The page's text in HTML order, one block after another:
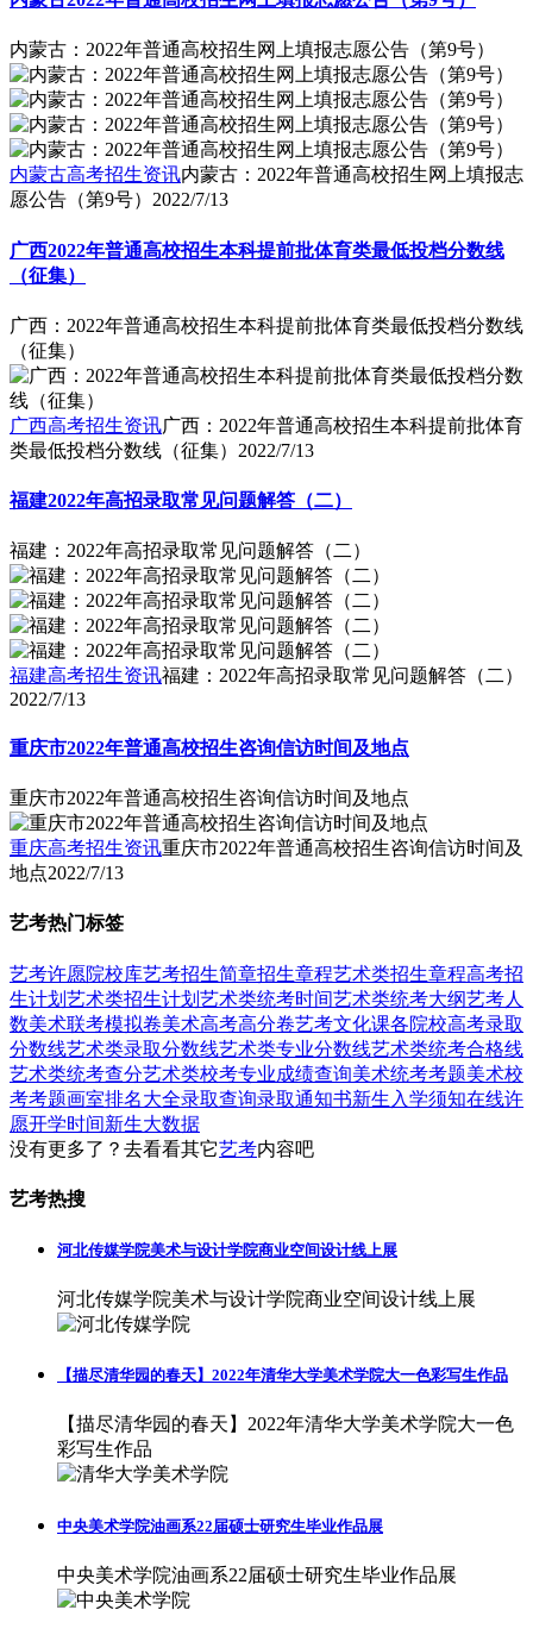
内蒙古：2022年普通高校招生网上填报志愿公告（第9号）
内蒙古高考招生资讯内蒙古：2022年普通高校招生网上填报志
愿公告（第9号） 2022/7/13
广西2022年普通高校招生本科提前批体育类最低投档分数线
（征集）
广西：2022年普通高校招生本科提前批体育类最低投档分数线
（征集）
广西高考招生资讯广西：2022年普通高校招生本科提前批体育
类最低投档分数线（征集） 2022/7/13
福建2022年高招录取常见问题解答（二）
福建：2022年高招录取常见问题解答（二）
福建高考招生资讯福建：2022年高招录取常见问题解答（二）
2022/7/13
重庆市2022年普通高校招生咨询信访时间及地点
重庆市2022年普通高校招生咨询信访时间及地点
重庆高考招生资讯重庆市2022年普通高校招生咨询信访时间及
地点2022/7/13
艺考热门标签
艺考许愿院校库艺考招生简章招生章程艺术类招生章程高考招
生计划 艺术类招生计划 艺术类统考时间艺术类统考大纲艺考人
数美术联考模拟卷美术高考高分卷艺考文化课各院校高考录取
分数线艺术类录取分数线艺术类专业分数线艺术类统考合格线
艺术类统考查分艺术类校考专业成绩查询美术统考考题美术校
考考题画室排名大全录取查询录取通知书新生入学须知在线许
愿开学时间新生大数据
没有更多了？去看看其它艺考内容吧
艺考热搜
河北传媒学院美术与设计学院商业空间设计线上展
河北传媒学院美术与设计学院商业空间设计线上展
【描尽清华园的春天】2022年清华大学美术学院大一色彩写生作品
【描尽清华园的春天】2022年清华大学美术学院大一色
彩写生作品
中央美术学院油画系22届硕士研究生毕业作品展
中央美术学院油画系22届硕士研究生毕业作品展